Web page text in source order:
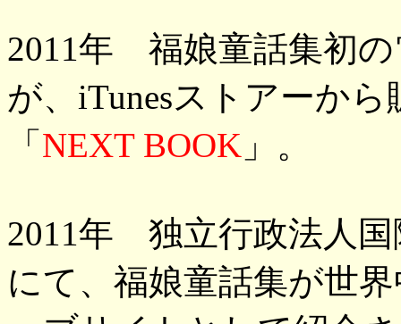
2011年 福娘童話集初の
が、iTunesストアーか
「 NEXT BOOK 」。
2011年 独立行政法人国
にて、福娘童話集が世